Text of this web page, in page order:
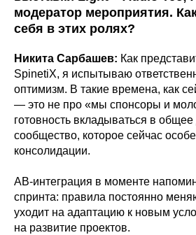
модератор мероприятия.
себя в этих ролях?
Никита Сарбашев: Как
SpinetiX, я испытываю
оптимизм. В такие времена, как
— это не про «мы спонсоры и
готовность вкладываться в общее
сообщество, которое сейчас
консолидации.
АВ-интеграция в моменте
спринта: правила постоянно
уходит на адаптацию к новым
на развитие проектов.